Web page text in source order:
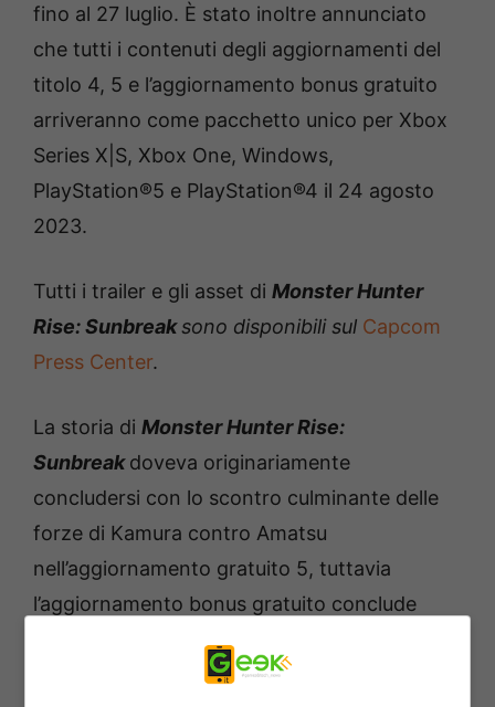
fino al 27 luglio. È stato inoltre annunciato
che tutti i contenuti degli aggiornamenti del
titolo 4, 5 e l’aggiornamento bonus gratuito
arriveranno come pacchetto unico per Xbox
Series X|S, Xbox One, Windows,
PlayStation®5 e PlayStation®4 il 24 agosto
2023.
Tutti i trailer e gli asset di Monster Hunter
Rise: Sunbreaksono disponibili sul Capcom
Press Center.
La storia di Monster Hunter Rise:
Sunbreakdoveva originariamente
concludersi con lo scontro culminante delle
forze di Kamura contro Amatsu
nell’aggiornamento gratuito 5, tuttavia
l’aggiornamento bonus gratuito conclude
e il regno. A partire dal livello Master Rank